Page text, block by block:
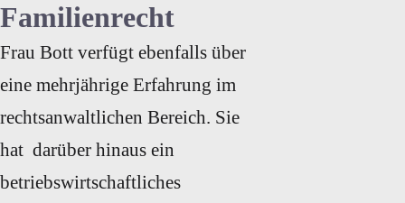
Familienrecht
Frau Bott verfügt ebenfalls über
eine mehrjährige Erfahrung im
rechtsanwaltlichen Bereich. Sie
hat darüber hinaus ein
betriebswirtschaftliches